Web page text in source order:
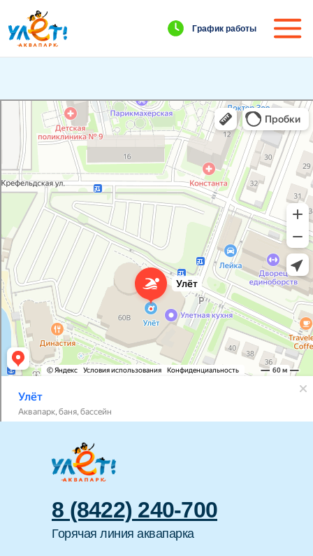
График работы
Аквапарк в Ульяновске
Баня в Ульяновске
8 (8422) 240-700
Горячая линия аквапарка